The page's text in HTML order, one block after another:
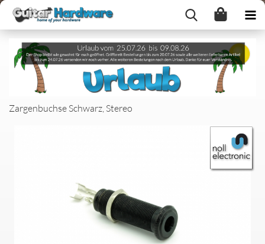
Zargenbuchse Schwarz, Stereo